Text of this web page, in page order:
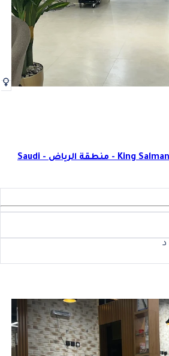
King Salman Neighborhood - 12444 - منطقة الرياض - Saudi
د